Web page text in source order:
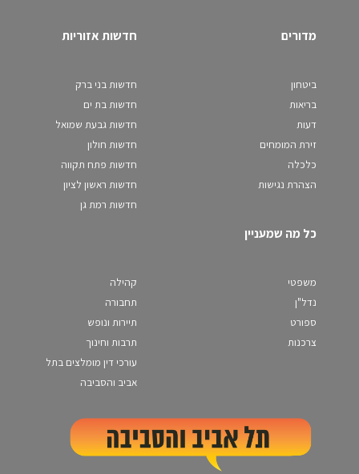
מדורים
ביטחון
בריאות
דעות
זירת המומחים
כלכלה
הצהרת נגישות
חדשות אזוריות
חדשות בני ברק
חדשות בת ים
חדשות גבעת שמואל
חדשות חולון
חדשות פתח תקווה
חדשות ראשון לציון
חדשות רמת גן
כל מה שמעניין
משפטי
נדל"ן
ספורט
צרכנות
קהילה
תחבורה
תיירות ונופש
תרבות וחינוך
עורכי דין מומלצים בתל
אביב והסביבה